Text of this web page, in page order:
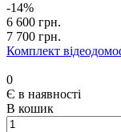
-14%
6 600 грн.
7 700 грн.
Комплект
0
Є в наявності
В кошик